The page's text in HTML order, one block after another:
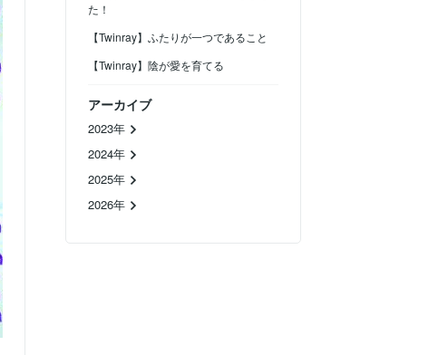
た！
【Twinray】ふたりが一つであること
【Twinray】陰が愛を育てる
アーカイブ
2023年
2024年
2025年
2026年